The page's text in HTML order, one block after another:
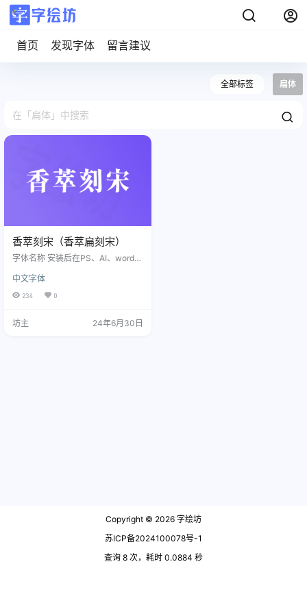
首页 发现字体 留言建议
全部标签 扁体
香萃刻宋（香萃扁刻宋）
字体名称 安装后在PS、AI、word等
字「H」 版权许可 采用SIL Open Fo
nt License 1.1授权发表。字体包内
授权文件，直接使用此文件即可。
中文字体
234 0
坊主 24年6月30日
Copyright © 2026 字绘坊
苏ICP备2024100078号-1
查询 8 次，耗时 0.0884 秒